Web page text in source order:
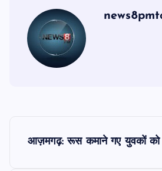
आज़मगढ़: रूस कमाने गए युवकों को